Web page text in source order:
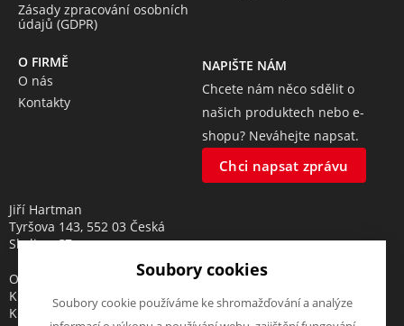
Zásady zpracování osobních
údajů (GDPR)
O FIRMĚ
O nás
Kontakty
NAPIŠTE NÁM
Chcete nám něco sdělit o
našich produktech nebo e-
shopu? Neváhejte napsat.
Chci napsat zprávu
Jiří Hartman
Tyršova 143, 552 03 Česká
Skalice, CZ
Obchodní rejstřík vedený u
Krajského soudu v Hradci
Králové, oddíl A, vložka 18553
Soubory cookies
Soubory cookie používáme ke shromažďování a analýze